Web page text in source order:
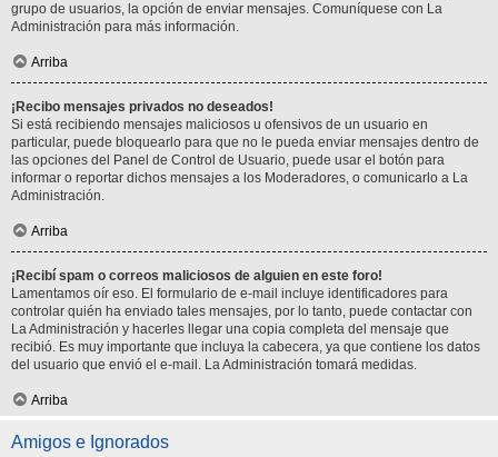
grupo de usuarios, la opción de enviar mensajes. Comuníquese con La
Administración para más información.
Arriba
¡Recibo mensajes privados no deseados!
Si está recibiendo mensajes maliciosos u ofensivos de un usuario en
particular, puede bloquearlo para que no le pueda enviar mensajes dentro de
las opciones del Panel de Control de Usuario, puede usar el botón para
informar o reportar dichos mensajes a los Moderadores, o comunicarlo a La
Administración.
Arriba
¡Recibí spam o correos maliciosos de alguien en este foro!
Lamentamos oír eso. El formulario de e-mail incluye identificadores para
controlar quién ha enviado tales mensajes, por lo tanto, puede contactar con
La Administración y hacerles llegar una copia completa del mensaje que
recibió. Es muy importante que incluya la cabecera, ya que contiene los datos
del usuario que envió el e-mail. La Administración tomará medidas.
Arriba
Amigos e Ignorados